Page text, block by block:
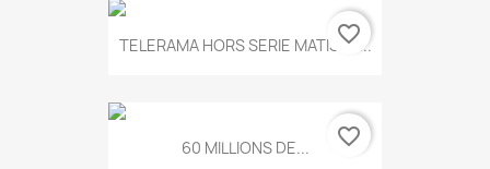
TELERAMA HORS SERIE MATISSE...
favorite_border
60 MILLIONS DE... favorite_border